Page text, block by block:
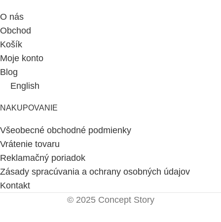
O nás
Obchod
Košík
Moje konto
Blog
English
NAKUPOVANIE
Všeobecné obchodné podmienky
Vrátenie tovaru
Reklamačný poriadok
Zásady spracúvania a ochrany osobných údajov
Kontakt
© 2025 Concept Story